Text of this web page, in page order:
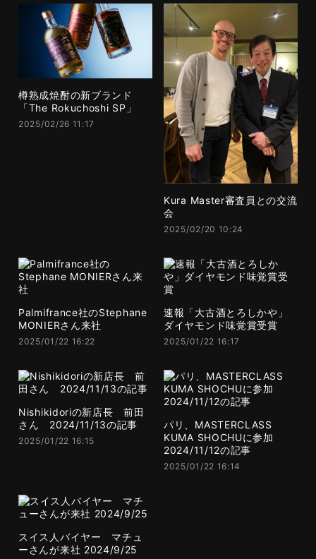
樽熟成焼酎の新ブランド
「The Rokuchoshi SP」
2025/02/26 11:17
Kura Master審査員との交流
会
2025/02/20 10:24
Palmifrance社のStephane
MONIERさん来社
2025/01/22 16:22
速報「大古酒とろしかや」
ダイヤモンド味覚賞受賞
2025/01/22 16:17
Nishikidoriの新店長 前田
さん 2024/11/13の記事
2025/01/22 16:15
パリ、MASTERCLASS
KUMA SHOCHUに参加
2024/11/12の記事
2025/01/22 16:14
スイス人バイヤー マチュ
ーさんが来社 2024/9/25